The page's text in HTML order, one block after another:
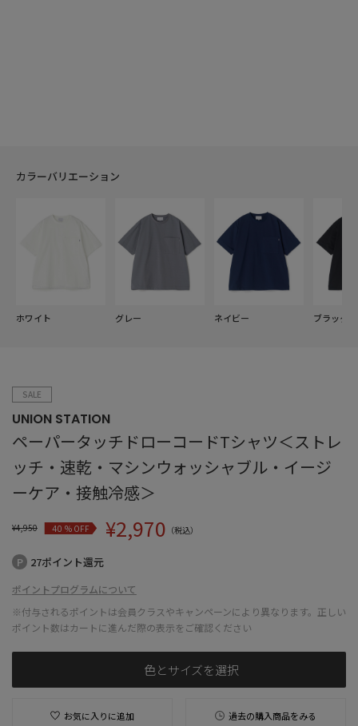
カラーバリエーション
ホワイト グレー ネイビー ブラック
SALE
UNION STATION
ペーパータッチドローコードTシャツ＜ストレ
ッチ・速乾・マシンウォッシャブル・イージ
ーケア・接触冷感＞
¥4,950 40 % OFF ¥2,970 （税込）
27ポイント還元
ポイントプログラムについて
※付与されるポイントは会員クラスやキャンペーンにより異なります。正しい
ポイント数はカートに進んだ際の表示をご確認ください
色とサイズを選択
お気に入りに追加 過去の購入商品をみる